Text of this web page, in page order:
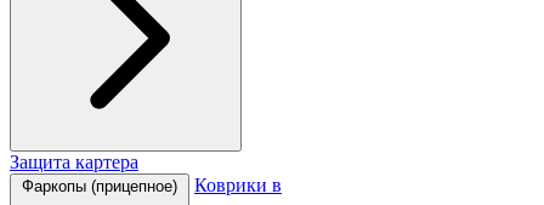
Защита картера
Фаркопы (прицепное) Коврики в